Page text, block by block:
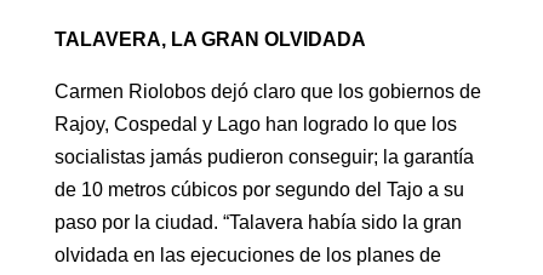
TALAVERA, LA GRAN OLVIDADA
Carmen Riolobos dejó claro que los gobiernos de
Rajoy, Cospedal y Lago han logrado lo que los
socialistas jamás pudieron conseguir; la garantía
de 10 metros cúbicos por segundo del Tajo a su
paso por la ciudad. “Talavera había sido la gran
olvidada en las ejecuciones de los planes de